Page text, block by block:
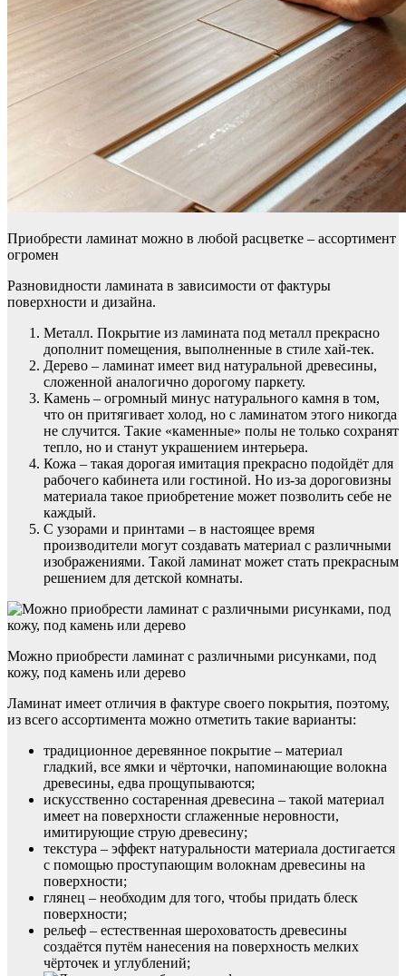
Приобрести ламинат можно в любой расцветке – ассортимент
огромен
Разновидности ламината в зависимости от фактуры
поверхности и дизайна.
Металл. Покрытие из ламината под металл прекрасно
дополнит помещения, выполненные в стиле хай-тек.
Дерево – ламинат имеет вид натуральной древесины,
сложенной аналогично дорогому паркету.
Камень – огромный минус натурального камня в том,
что он притягивает холод, но с ламинатом этого никогда
не случится. Такие «каменные» полы не только сохранят
тепло, но и станут украшением интерьера.
Кожа – такая дорогая имитация прекрасно подойдёт для
рабочего кабинета или гостиной. Но из-за дороговизны
материала такое приобретение может позволить себе не
каждый.
С узорами и принтами – в настоящее время
производители могут создавать материал с различными
изображениями. Такой ламинат может стать прекрасным
решением для детской комнаты.
Можно приобрести ламинат с различными рисунками, под
кожу, под камень или дерево
Ламинат имеет отличия в фактуре своего покрытия, поэтому,
из всего ассортимента можно отметить такие варианты:
традиционное деревянное покрытие – материал
гладкий, все ямки и чёрточки, напоминающие волокна
древесины, едва прощупываются;
искусственно состаренная древесина – такой материал
имеет на поверхности сглаженные неровности,
имитирующие струю древесину;
текстура – эффект натуральности материала достигается
с помощью проступающим волокнам древесины на
поверхности;
глянец – необходим для того, чтобы придать блеск
поверхности;
рельеф – естественная шероховатость древесины
создаётся путём нанесения на поверхность мелких
чёрточек и углублений;